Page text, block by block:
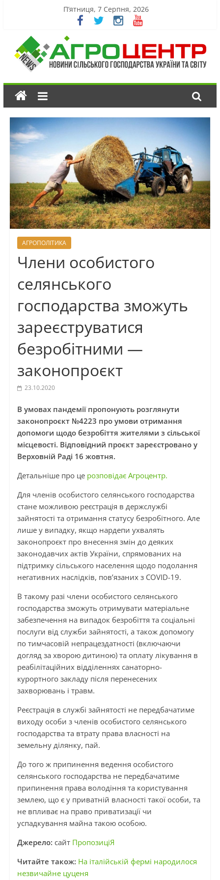
П’ятниця, 7 Серпня, 2026
АГРОПОЛІТИКА
Члени особистого
селянського
господарства зможуть
зареєструватися
безробітними —
законопроєкт
23.10.2020
В умовах пандемії пропонують розглянути
законопроєкт №4223 про умови отримання
допомоги щодо безробіття жителями з сільської
місцевості. Відповідний проєкт зареєстровано у
Верховній Раді 16 жовтня.
Детальніше про це розповідає Агроцентр.
Для членів особистого селянського господарства
стане можливою реєстрація в держслужбі
зайнятості та отримання статусу безробітного. Але
лише у випадку, якщо нардепи ухвалять
законопроєкт про внесення змін до деяких
законодавчих актів України, спрямованих на
підтримку сільського населення щодо подолання
негативних наслідків, пов’язаних з COVID-19.
В такому разі члени особистого селянського
господарства зможуть отримувати матеріальне
забезпечення на випадок безробіття та соціальні
послуги від служби зайнятості, а також допомогу
по тимчасовій непрацездатності (включаючи
догляд за хворою дитиною) та оплату лікування в
реабілітаційних відділеннях санаторно-
курортного закладу після перенесених
захворювань і травм.
Реєстрація в службі зайнятості не передбачатиме
виходу особи з членів особистого селянського
господарства та втрату права власності на
земельну ділянку, пай.
До того ж припинення ведення особистого
селянського господарства не передбачатиме
припинення права володіння та користування
землею, що є у приватній власності такої особи, та
не впливає на право приватизації чи
успадкування майна такою особою.
Джерело: сайт ПропозиціЯ
Читайте також: На італійській фермі народилося
незвичайне цуценя